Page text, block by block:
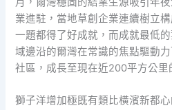
業進駐，當地草創企業連續樹立
一題都得了好成就，而成就最低
域邊沿的爾灣在常識的焦點驅動
社區，成長至現在近200平方公里
獅子洋增加極既有類比橫濱新都